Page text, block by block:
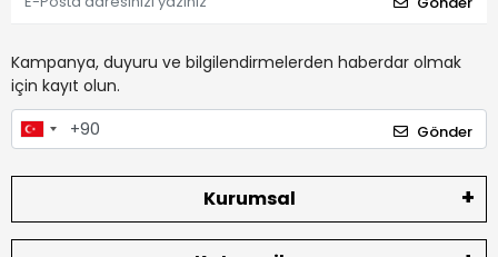
Kampanya, duyuru ve bilgilendirmelerden haberdar olmak
için kayıt olun.
Gönder
Kurumsal